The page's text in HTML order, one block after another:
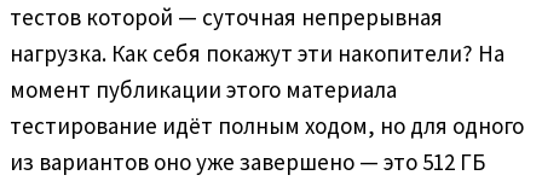
тестов которой — суточная непрерывная
нагрузка. Как себя покажут эти накопители? На
момент публикации этого материала
тестирование идёт полным ходом, но для одного
из вариантов оно уже завершено — это 512 ГБ